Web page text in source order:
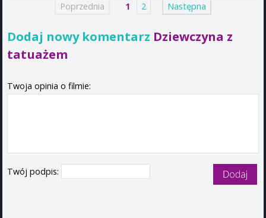
Poprzednia 1 2 Następna
Dodaj nowy komentarz Dziewczyna z
tatuażem
Twoja opinia o filmie:
Twój podpis: